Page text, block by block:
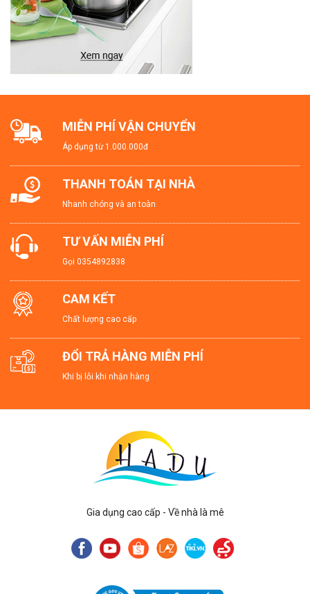
MIỄN PHÍ VẬN CHUYỂN
Áp dụng từ 1.000.000đ
THANH TOÁN TẠI NHÀ
Nhanh chóng và an toàn
TƯ VẤN MIỄN PHÍ
Gọi 0354892838
CAM KẾT
Chất lượng cao cấp
ĐỔI TRẢ HÀNG MIỄN PHÍ
Khi bị lỗi khi nhận hàng
Gia dụng cao cấp - Về nhà là mê